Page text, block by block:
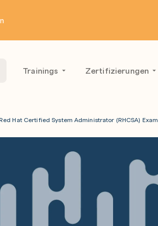
Trainings Zertifizierungen
Hat Certified System Administrator (RHCSA) Exam